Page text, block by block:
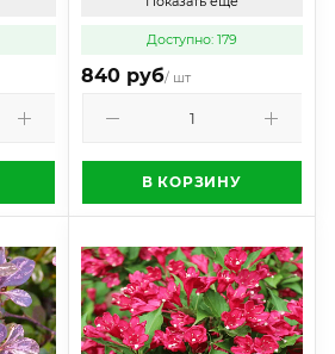
Доступно: 179
840 руб/ шт
В КОРЗИНУ